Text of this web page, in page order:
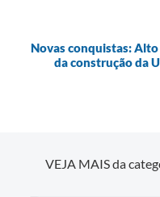
Novas conquistas:
da construção da
VEJA MAIS da